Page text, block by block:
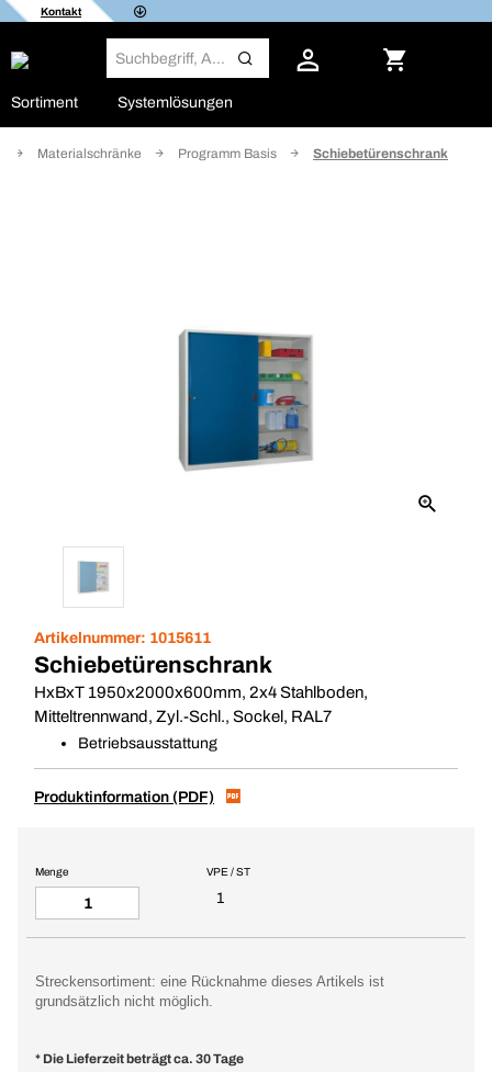
Kontakt
Sortiment Systemlösungen
Materialschränke Programm Basis Schiebetürenschrank
Artikelnummer: 1015611
Schiebetürenschrank
HxBxT 1950x2000x600mm, 2x4 Stahlboden,
Mitteltrennwand, Zyl.-Schl., Sockel, RAL7
Betriebsausstattung
Produktinformation (PDF)
VPE / ST
1
Menge
Streckensortiment: eine Rücknahme dieses Artikels ist
grundsätzlich nicht möglich.
* Die Lieferzeit beträgt ca. 30 Tage